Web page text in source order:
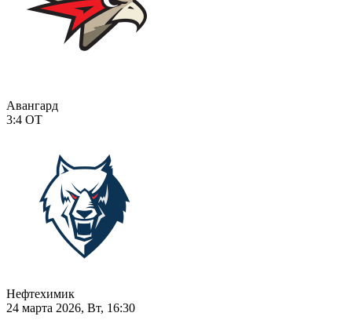
Авангард
3:4 ОТ
Нефтехимик
24 марта 2026, Вт, 16:30